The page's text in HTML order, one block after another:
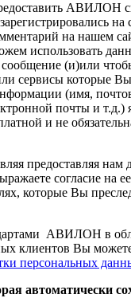
АВИЛОН
на
на нашем
использовать
(и)или
сервисы которые
(имя,
почты и т.д.)
и не
предоставляя нам
согласие на
которые Вы
АВИЛОН в
клиентов Вы
персональных
автоматически